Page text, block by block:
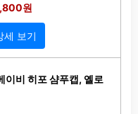
원
세 보기
이비 히포 샴푸캡, 옐로